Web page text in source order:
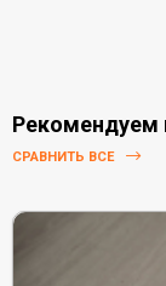
Рекомендуем
СРАВНИТЬ ВСЕ